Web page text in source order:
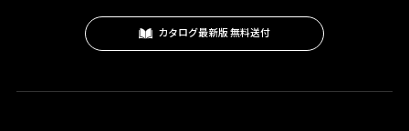
ロードマーキング
カタログ最新版 無料送付